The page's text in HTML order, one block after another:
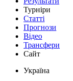
Турніри
Статті
Прогнози
Відео
Трансфери
Сайт
Україна